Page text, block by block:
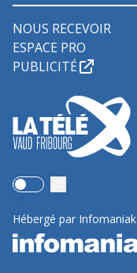
NOUS RECEVOIR
ESPACE PRO
PUBLICITÉ
Use setting
Hébergé par Infomaniak